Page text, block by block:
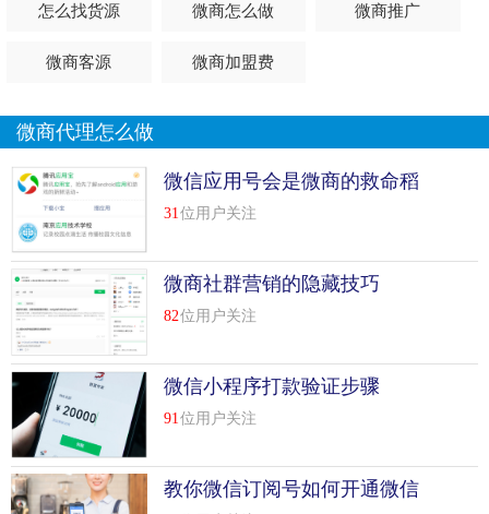
怎么找货源 微商怎么做 微商推广
微商客源 微商加盟费
微商代理怎么做
微信应用号会是微商的救命稻
草吗
31 位用户关注
微商社群营销的隐藏技巧
82位用户关注
微信小程序打款验证步骤
91 位用户关注
教你微信订阅号如何开通微信